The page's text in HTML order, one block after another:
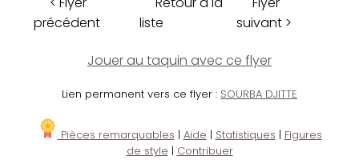
précédent
liste
suivant >
Jouer au taquin avec ce flyer
Lien permanent vers ce flyer : SOURBA DJITTE
Pièces remarquables | Aide | Statistiques | Figures
de style | Contribuer